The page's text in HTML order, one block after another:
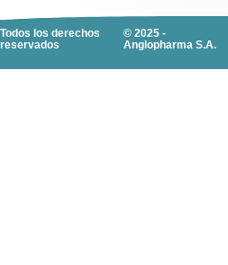
Todos los derechos
reservados
© 2025 -
Anglopharma S.A.